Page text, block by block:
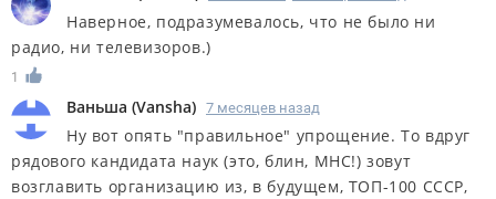
Наверное, подразумевалось, что не было ни
радио, ни телевизоров.)
1
Ваньша (Vansha) 7 месяцев назад
Ну вот опять "правильное" упрощение. То вдруг
рядового кандидата наук (это, блин, МНС!) зовут
возглавить организацию из, в будущем, ТОП-100 СССР,